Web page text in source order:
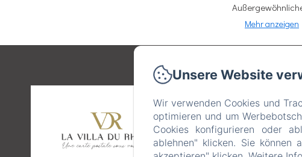
Mehr anzeigen
Accueil
Unsere Website
Wir verwenden Cookies und
optimieren und um
Cookies konfigurieren oder
ablehnen" klicken. Sie können